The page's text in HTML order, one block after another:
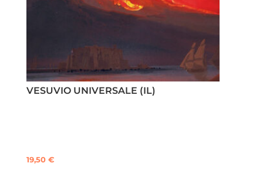
VESUVIO UNIVERSALE (IL)
19,50€